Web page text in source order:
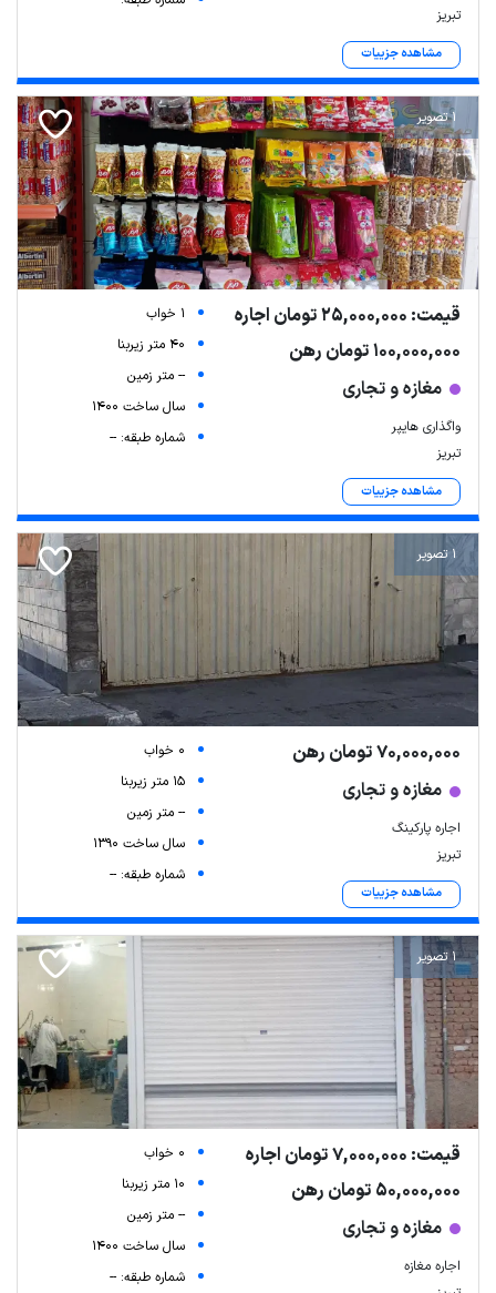
تبریز
مشاهده جزییات
1 تصویر
قیمت: 25,000,000 تومان اجاره
100,000,000 تومان رهن
مغازه و تجاری
واگذاری هایپر
تبریز
مشاهده جزییات
1 خواب
40 متر زیربنا
-- متر زمین
سال ساخت 1400
شماره طبقه: --
1 تصویر
70,000,000 تومان رهن
مغازه و تجاری
اجاره پارکینگ
تبریز
مشاهده جزییات
0 خواب
15 متر زیربنا
-- متر زمین
سال ساخت 1390
شماره طبقه: --
1 تصویر
قیمت: 7,000,000 تومان اجاره
50,000,000 تومان رهن
مغازه و تجاری
اجاره مغازه
0 خواب
10 متر زیربنا
-- متر زمین
سال ساخت 1400
شماره طبقه: --